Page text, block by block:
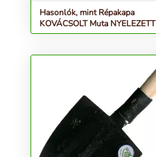
Hasonlók, mint Répakapa
KOVÁCSOLT Muta NYELEZETT